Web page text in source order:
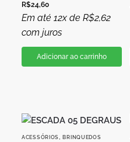
R$24,60
Em até 12x de R$2,62
com juros
Adicionar ao carrinho
ACESSÓRIOS ,BRINQUEDOS